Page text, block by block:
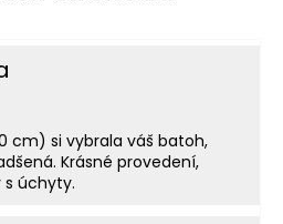
obchodu je 5 z 5 hvězdiček.
cm) si vybrala váš batoh,
Krásné provedení,
s úchyty.